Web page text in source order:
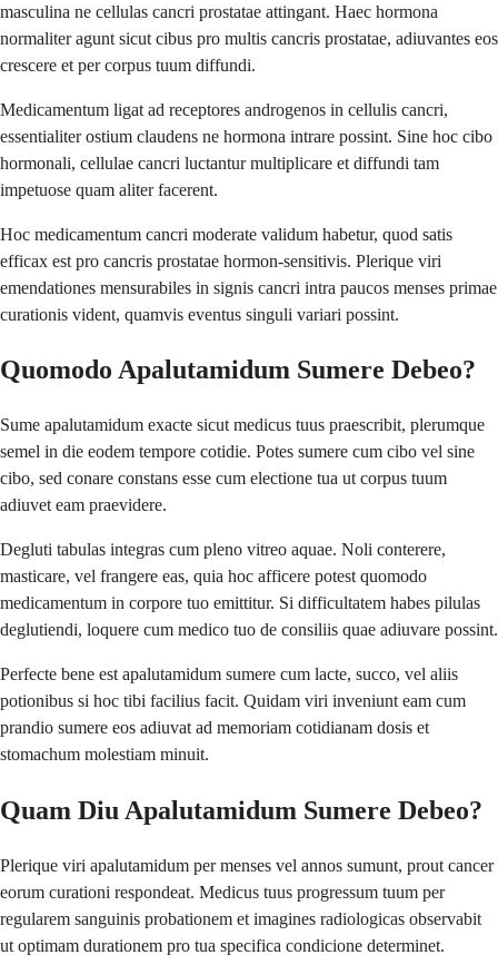
masculina ne cellulas cancri prostatae attingant. Haec hormona
normaliter agunt sicut cibus pro multis cancris prostatae, adiuvantes eos
crescere et per corpus tuum diffundi.
Medicamentum ligat ad receptores androgenos in cellulis cancri,
essentialiter ostium claudens ne hormona intrare possint. Sine hoc cibo
hormonali, cellulae cancri luctantur multiplicare et diffundi tam
impetuose quam aliter facerent.
Hoc medicamentum cancri moderate validum habetur, quod satis
efficax est pro cancris prostatae hormon-sensitivis. Plerique viri
emendationes mensurabiles in signis cancri intra paucos menses primae
curationis vident, quamvis eventus singuli variari possint.
Quomodo Apalutamidum Sumere Debeo?
Sume apalutamidum exacte sicut medicus tuus praescribit, plerumque
semel in die eodem tempore cotidie. Potes sumere cum cibo vel sine
cibo, sed conare constans esse cum electione tua ut corpus tuum
adiuvet eam praevidere.
Degluti tabulas integras cum pleno vitreo aquae. Noli conterere,
masticare, vel frangere eas, quia hoc afficere potest quomodo
medicamentum in corpore tuo emittitur. Si difficultatem habes pilulas
deglutiendi, loquere cum medico tuo de consiliis quae adiuvare possint.
Perfecte bene est apalutamidum sumere cum lacte, succo, vel aliis
potionibus si hoc tibi facilius facit. Quidam viri inveniunt eam cum
prandio sumere eos adiuvat ad memoriam cotidianam dosis et
stomachum molestiam minuit.
Quam Diu Apalutamidum Sumere Debeo?
Plerique viri apalutamidum per menses vel annos sumunt, prout cancer
eorum curationi respondeat. Medicus tuus progressum tuum per
regularem sanguinis probationem et imagines radiologicas observabit
ut optimam durationem pro tua specifica condicione determinet.